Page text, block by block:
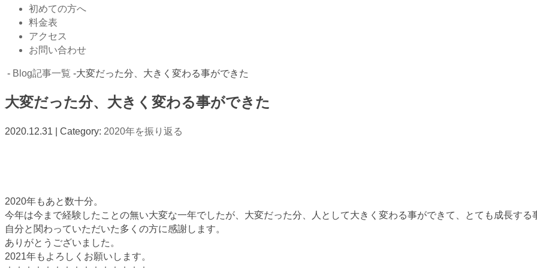
初めての方へ
料金表
アクセス
お問い合わせ
- Blog記事一覧 -大変だった分、大きく変わる事ができた
大変だった分、大きく変わる事ができた
2020.12.31 | Category: 2020年を振り返る
2020年もあと数十分。
今年は今まで経験したことの無い大変な一年でしたが、大変だった分、人として大きく変わる事ができて、とても成長する
自分と関わっていただいた多くの方に感謝します。
ありがとうございました。
2021年もよろしくお願いします。